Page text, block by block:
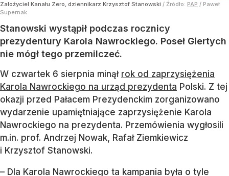
Założyciel Kanału Zero, dziennikarz Krzysztof Stanowski / Źródło: PAP / Paweł
Supernak
Stanowski wystąpił podczas rocznicy
prezydentury Karola Nawrockiego. Poseł Giertych
nie mógł tego przemilczeć.
W czwartek 6 sierpnia minął rok od zaprzysiężenia
Karola Nawrockiego na urząd prezydenta Polski. Z tej
okazji przed Pałacem Prezydenckim zorganizowano
wydarzenie upamiętniające zaprzysiężenie Karola
Nawrockiego na prezydenta. Przemówienia wygłosili
m.in. prof. Andrzej Nowak, Rafał Ziemkiewicz
i Krzysztof Stanowski.
– Dla Karola Nawrockiego ta kampania była o tyle